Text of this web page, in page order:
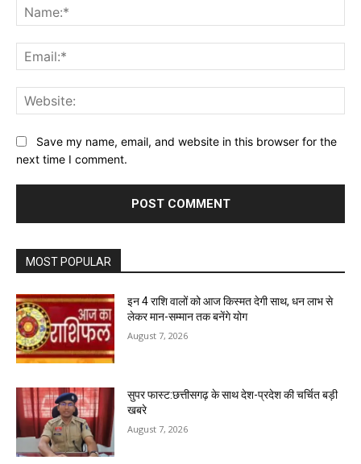
Save my name, email, and website in this browser for the
next time I comment.
MOST POPULAR
इन 4 राशि वालों को आज किस्मत देगी साथ, धन लाभ से
लेकर मान-सम्मान तक बनेंगे योग
August 7, 2026
सुपर फास्ट:छत्तीसगढ़ के साथ देश-प्रदेश की चर्चित बड़ी
खबरे
August 7, 2026